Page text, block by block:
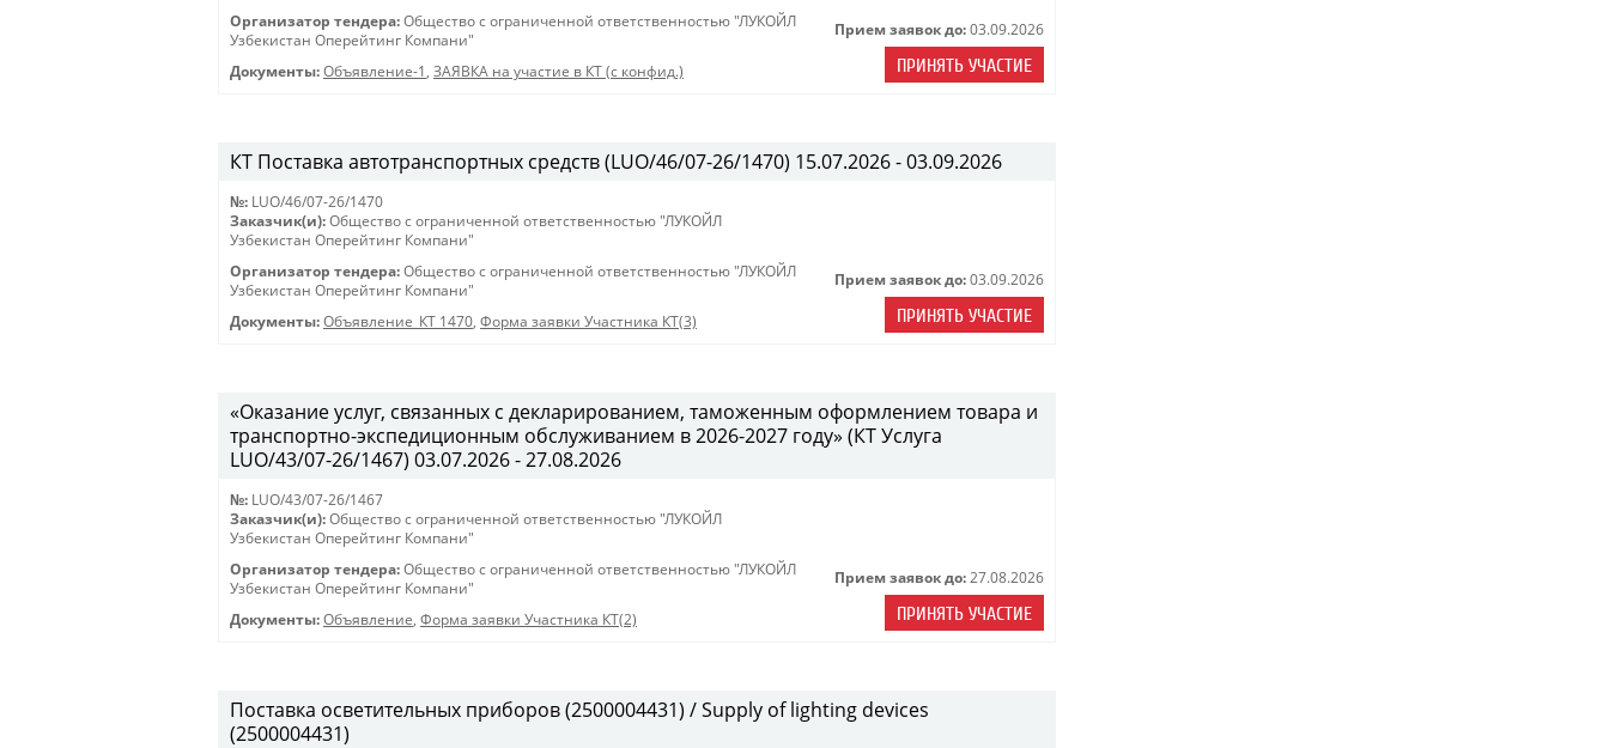
Организатор тендера: Общество с ограниченной ответственностью "ЛУКОЙЛ
Узбекистан Оперейтинг Компани"
Документы: Объявление-1 , ЗАЯВКА на участие в КТ (с конфид.)
Прием заявок до: 03.09.2026
ПРИНЯТЬ УЧАСТИЕ
КТ Поставка автотранспортных средств (LUO/46/07-26/1470) 15.07.2026 - 03.09.2026
№: LUO/46/07-26/1470
Заказчик(и): Общество с ограниченной ответственностью "ЛУКОЙЛ
Узбекистан Оперейтинг Компани"
Организатор тендера: Общество с ограниченной ответственностью "ЛУКОЙЛ
Узбекистан Оперейтинг Компани"
Документы: Объявление_КТ 1470, Форма заявки Участника КТ(3)
Прием заявок до: 03.09.2026
ПРИНЯТЬ УЧАСТИЕ
«Оказание услуг, связанных с декларированием, таможенным оформлением товара и
транспортно-экспедиционным обслуживанием в 2026-2027 году» (КТ Услуга
LUO/43/07-26/1467) 03.07.2026 - 27.08.2026
№: LUO/43/07-26/1467
Заказчик(и): Общество с ограниченной ответственностью "ЛУКОЙЛ
Узбекистан Оперейтинг Компани"
Организатор тендера: Общество с ограниченной ответственностью "ЛУКОЙЛ
Узбекистан Оперейтинг Компани"
Документы: Объявление, Форма заявки Участника КТ(2)
Прием заявок до: 27.08.2026
ПРИНЯТЬ УЧАСТИЕ
Поставка осветительных приборов (2500004431) / Supply of lighting devices
(2500004431)